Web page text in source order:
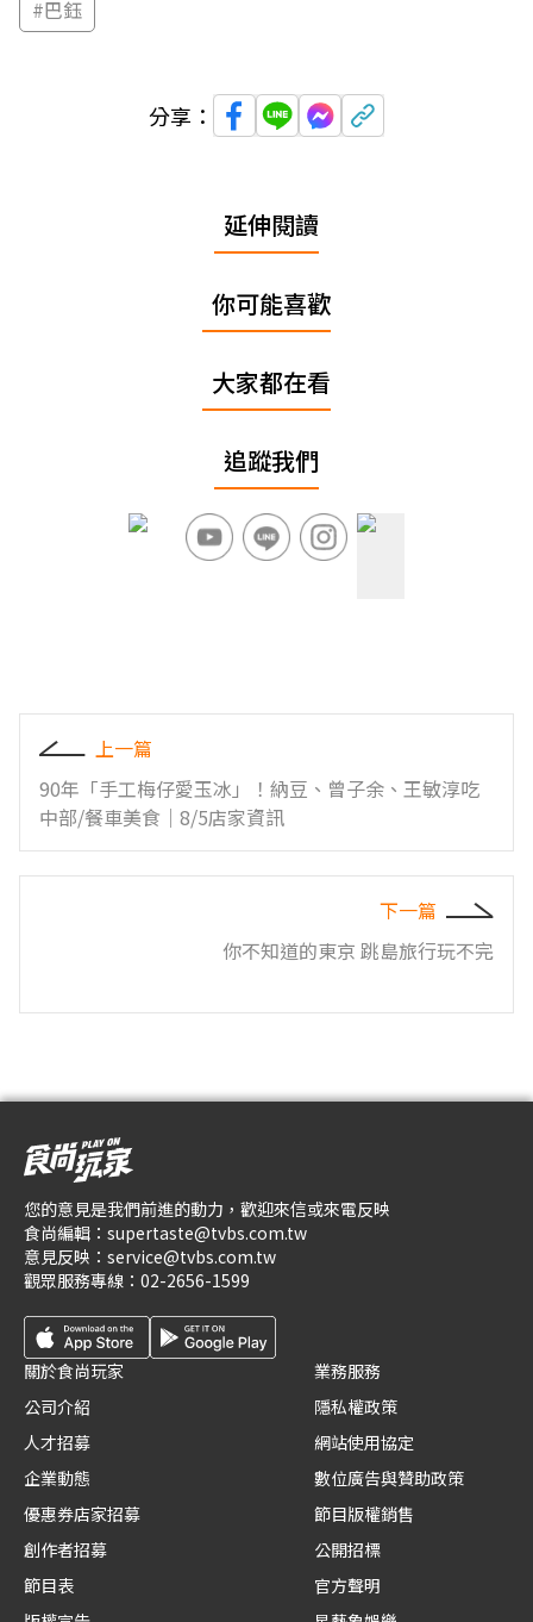
#巴鈺
分享：
延伸閱讀
你可能喜歡
大家都在看
追蹤我們
上一篇
90年「手工梅仔愛玉冰」！納豆、曾子余、王敏淳吃
中部/餐車美食｜8/5店家資訊
下一篇
你不知道的東京 跳島旅行玩不完
您的意見是我們前進的動力，歡迎來信或來電反映
食尚編輯： supertaste@tvbs.com.tw
意見反映： service@tvbs.com.tw
觀眾服務專線： 02-2656-1599
關於食尚玩家
公司介紹
人才招募
企業動態
優惠券店家招募
創作者招募
節目表
業務服務
隱私權政策
網站使用協定
數位廣告與贊助政策
節目版權銷售
公開招標
官方聲明